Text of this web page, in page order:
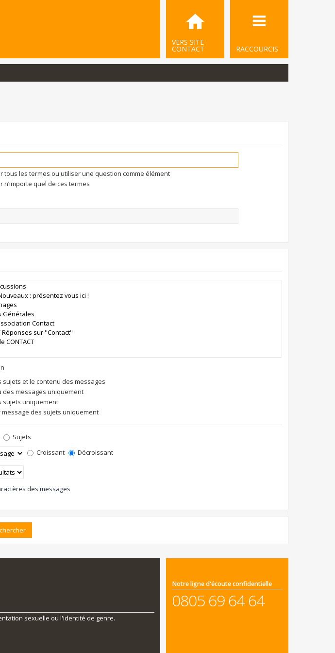
RACCOURCIS
VERS SITE
CONTACT
tous les termes ou utiliser une question comme élément
n’importe quel de ces termes
sujets et le contenu des messages
des messages uniquement
sujets uniquement
message des sujets uniquement
Sujets
Croissant
Décroissant
des messages
sexuelle ou l'identité de genre.
Notre ligne d'écoute confidentielle
0805 69 64 64